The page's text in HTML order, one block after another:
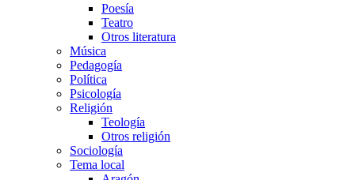
Poesía
Teatro
Otros literatura
Música
Pedagogía
Política
Psicología
Religión
Teología
Otros religión
Sociología
Tema local